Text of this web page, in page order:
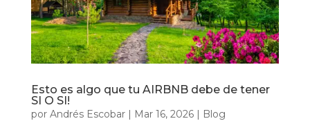
Esto es algo que tu AIRBNB debe de tener
SI O SI!
por Andrés Escobar| Mar 16, 2026| Blog